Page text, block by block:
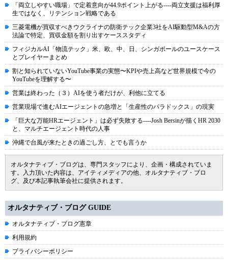
「両立しやすい職場」で定着意向が44.9ポイント上がる----両立支援は福利厚
生ではなく、リテンション戦略である
三菱電機が買収すべきウクライナの防衛テック企業3社をAI駆動型M&Aの方
法論で特定、買収金額を割り出すケーススタディ
フィジカルAI「物流テック」米、欧、中、日、シンガポールのユースケース
とプレイヤーまとめ
割と知られていないYouTube事業の実態〜KPIや売上高など世界規模で今の
YouTubeを理解する〜
営業は終わった（３）AIを使う者だけが、利他に立てる
営業現場で進むAIエージェントの急増と「生産性のパラドックス」の現実
「巨大な万能HRエージェント」は必ず失敗する----Josh Bersinが描くHR 2030
と、マルチエージェント時代の人事
沖縄で台風が来たときの過ごし方、とでも言うか
オルタナティブ・ブログは、専門スタッフにより、企画・構成されていま
す。入力頂いた内容は、アイティメディアの他、オルタナティブ・ブロ
グ、及び本記事執筆会社に提供されます。
オルタナティブ・ブログ GUIDE
オルタナティブ・ブログ憲章
利用規約
プライバシーポリシー